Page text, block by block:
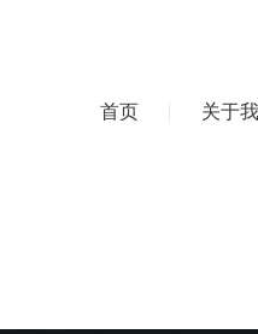
首页 关于